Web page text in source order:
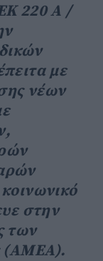
220 Α /
με
νέων
στην
των
(ΑΜΕΑ).